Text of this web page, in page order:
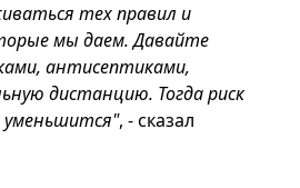
тех правил и
мы даем. Давайте
антисептиками,
дистанцию. Тогда риск
уменьшится", - сказал